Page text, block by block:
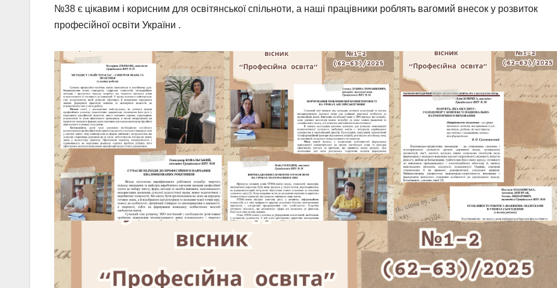
№38 є цікавим і корисним для освітянської спільноти, а наші працівники роблять вагомий внесок у розвиток
професійної освіти України .